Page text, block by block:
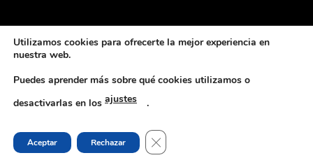
Utilizamos cookies para ofrecerte la mejor experiencia en
nuestra web.
Puedes aprender más sobre qué cookies utilizamos o
desactivarlas en los ajustes .
Aceptar Rechazar CERRAR EL BANNER DE